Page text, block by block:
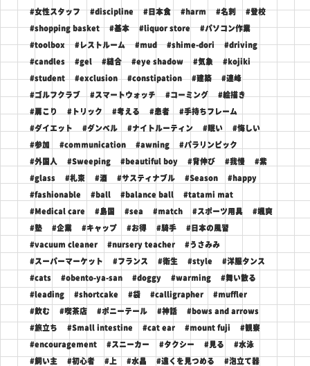
#女性スタッフ #discipline #日本食 #harm #名刺 #登校
#shopping basket #基本 #liquor store #パソコン作業
#toolbox #レストルーム #mud #shime-dori #driving
#candles #gel #縫合 #eye shadow #気象 #kojiki
#student #exclusion #constipation #建築 #連峰
#ゴルフクラブ #スマートウォッチ #コーミング #絵描き
#肩こり #トリック #考える #患者 #手持ちフレーム
#ダイエット #ダンベル #ナイトルーティン #眠い #悔しい
#参加 #communication #awning #パラリンピック
#外国人 #Sweeping #beautiful boy #背伸び #我慢 #紫
#glass #札束 #酒 #サスティナブル #Season #happy
#fashionable #ball #balance ball #tatami mat
#Medical care #島国 #sea #match #スポーツ用具 #颯爽
#塾 #企業 #キャップ #お得 #騎手 #日本の風習
#vacuum cleaner #nursery teacher #うさみみ
#スーパーマーケット #フランス #衛生 #style #洋服タンス
#cats #obento-ya-san #doggy #warming #舞い散る
#leading #shortcake #袋 #calligrapher #muffler
#飲む #喫茶店 #ポニーテール #神話 #bows and arrows
#旅立ち #Small intestine #cat ear #mount fuji #観察
#encouragement #スニーカー #タクシー #見る #水泳
#飼い主 #初心者 #上 #水晶 #遠くを見つめる #泡立て器